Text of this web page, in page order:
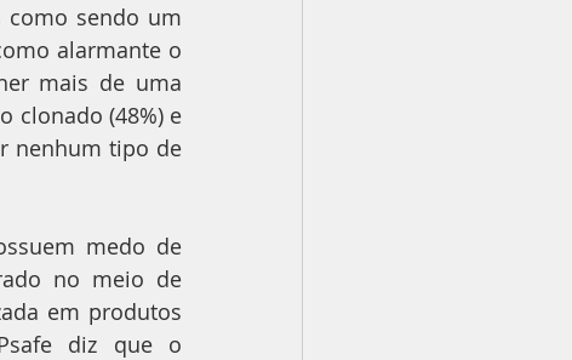
como sendo um
alarmante o
mais de uma
clonado (48%) e
nenhum tipo de
medo de
no meio de
em produtos
diz que o